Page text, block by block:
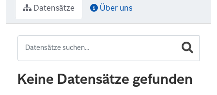
Datensätze Über uns
Keine Datensätze gefunden